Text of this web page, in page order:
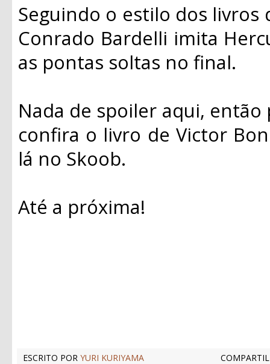
Seguindo o estilo dos
Conrado Bardelli imita
as pontas soltas no final.
Nada de spoiler aqui,
confira o livro de Victor
lá no Skoob.
Até a próxima!
ESCRITO POR YURI KURIYAMA